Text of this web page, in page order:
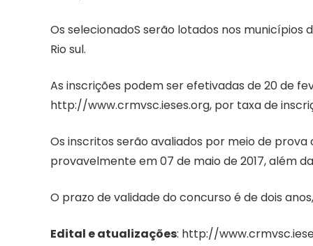
Os selecionadoS serão lotados nos municípios
Rio sul.
As inscrições podem ser efetivadas de 20 de
http://www.crmvsc.ieses.org, por taxa de
Os inscritos serão avaliados por meio de
provavelmente em 07 de maio de 2017, além
O prazo de validade do concurso é de dois
Edital e atualizações: http://